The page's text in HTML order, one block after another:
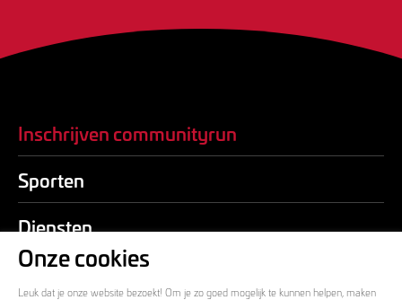
Inschrijven communityrun
Sporten
Diensten
Onze cookies
Leuk dat je onze website bezoekt! Om je zo goed mogelijk te kunnen helpen, maken